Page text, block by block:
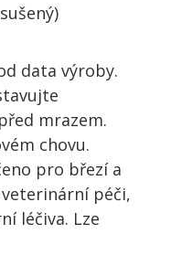
data výroby.
mrazem.
chovu.
pro březí a
péči,
léčiva. Lze